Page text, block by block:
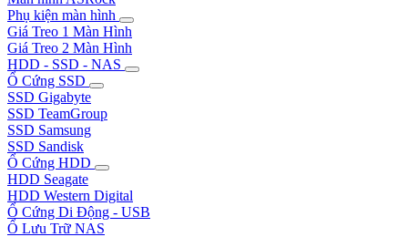
Phụ kiện màn hình
Giá Treo 1 Màn Hình
Giá Treo 2 Màn Hình
HDD - SSD - NAS
Ổ Cứng SSD
SSD Gigabyte
SSD TeamGroup
SSD Samsung
SSD Sandisk
Ổ Cứng HDD
HDD Seagate
HDD Western Digital
Ổ Cứng Di Động - USB
Ổ Lưu Trữ NAS